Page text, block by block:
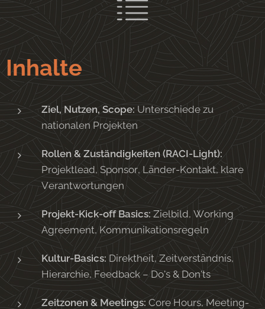
Inhalte
Ziel, Nutzen, Scope: Unterschiede zu
nationalen Projekten
Rollen & Zuständigkeiten (RACI-Light):
Projektlead, Sponsor, Länder-Kontakt, klare
Verantwortungen
Projekt-Kick-off Basics: Zielbild, Working
Agreement, Kommunikationsregeln
Kultur-Basics: Direktheit, Zeitverständnis,
Hierarchie, Feedback – Do's & Don'ts
Zeitzonen & Meetings: Core Hours, Meeting-